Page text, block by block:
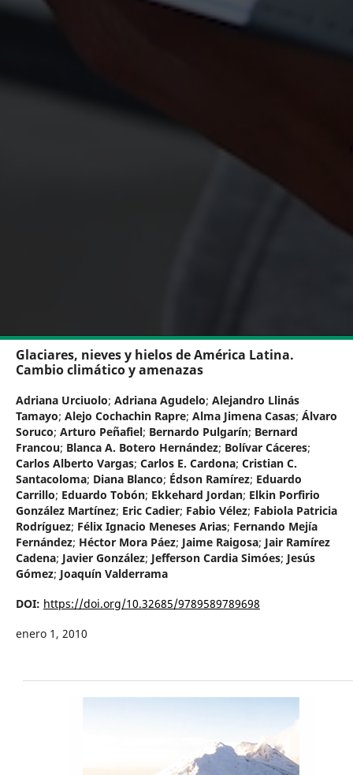
Glaciares, nieves y hielos de América Latina.
Cambio climático y amenazas
Adriana Urciuolo; Adriana Agudelo; Alejandro Llinás
Tamayo; Alejo Cochachin Rapre; Alma Jimena Casas; Álvaro
Soruco; Arturo Peñafiel; Bernardo Pulgarín; Bernard
Francou; Blanca A. Botero Hernández; Bolívar Cáceres;
Carlos Alberto Vargas; Carlos E. Cardona; Cristian C.
Santacoloma; Diana Blanco; Édson Ramírez; Eduardo
Carrillo; Eduardo Tobón; Ekkehard Jordan; Elkin Porfirio
González Martínez; Eric Cadier; Fabio Vélez; Fabiola Patricia
Rodríguez; Félix Ignacio Meneses Arias; Fernando Mejía
Fernández; Héctor Mora Páez; Jaime Raigosa; Jair Ramírez
Cadena; Javier González; Jefferson Cardia Simóes; Jesús
Gómez; Joaquín Valderrama
DOI: https://doi.org/10.32685/9789589789698
enero 1, 2010